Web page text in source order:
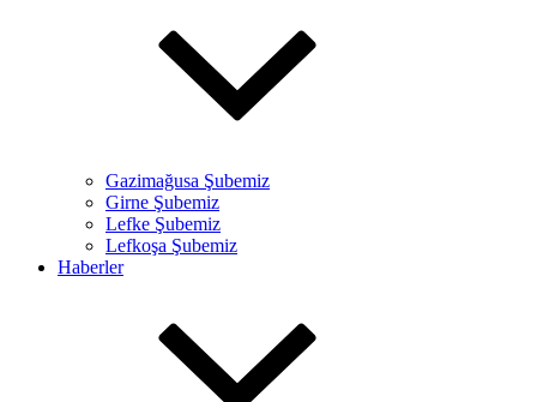
Gazimağusa Şubemiz
Girne Şubemiz
Lefke Şubemiz
Lefkoşa Şubemiz
Haberler